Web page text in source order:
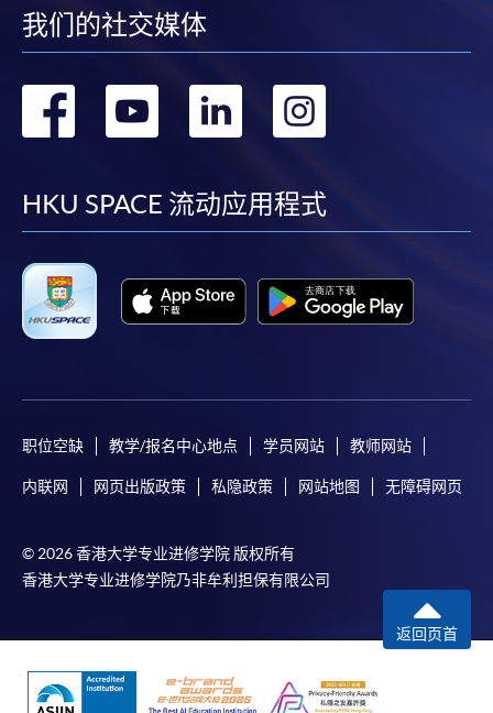
我们的社交媒体
转
facebook
转
youtube
转
linkedin
HKU SPACE 流动应用程式
职位空缺 教学/报名中心地点 学员网站 教师网站
内联网 网页出版政策 私隐政策 网站地图 无障碍网页
© 2026 香港大学专业进修学院 版权所有
香港大学专业进修学院乃非牟利担保有限公司
返回页首